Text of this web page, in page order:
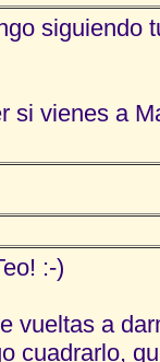
siguiendo
si vienes a
:-)
vueltas a
cuadrarlo,